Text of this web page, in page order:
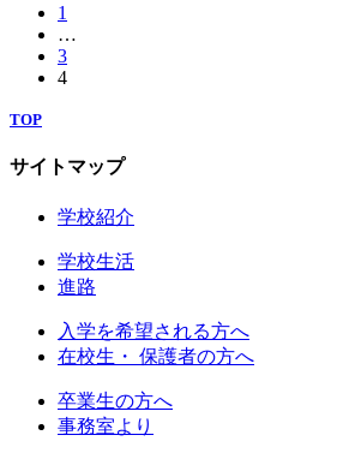
1
…
3
4
TOP
サイトマップ
学校紹介
学校生活
進路
入学を希望される方へ
在校生・ 保護者の方へ
卒業生の方へ
事務室より